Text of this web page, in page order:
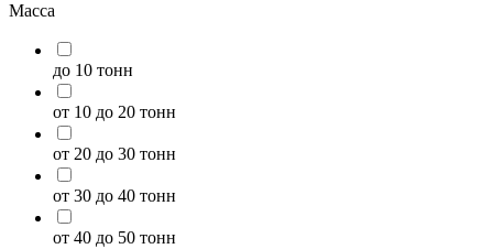
Масса
до 10 тонн
от 10 до 20 тонн
от 20 до 30 тонн
от 30 до 40 тонн
от 40 до 50 тонн